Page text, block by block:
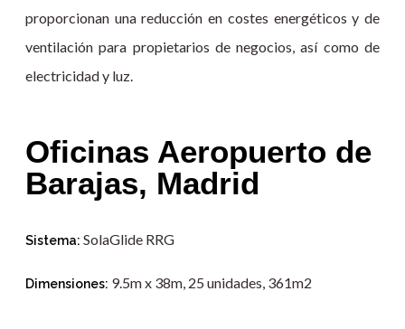
proporcionan una reducción en costes energéticos y de
ventilación para propietarios de negocios, así como de
electricidad y luz.
Oficinas Aeropuerto de
Barajas, Madrid
Sistema: SolaGlide RRG
Dimensiones: 9.5m x 38m, 25 unidades, 361m2